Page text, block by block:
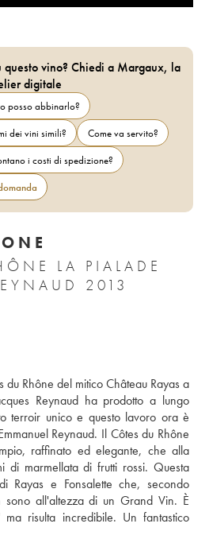
questo vino? Chiedi a Margaux, la
digitale
posso abbinarlo?
dei vini simili?
Come va servito?
i costi di spedizione?
LA PIALADE
EMMANUEL REYNAUD 2013
du Rhône del mitico Château Rayas a
Reynaud ha prodotto a lungo
terroir unico e questo lavoro ora è
Reynaud. Il Côtes du Rhône
raffinato ed elegante, che alla
di marmellata di frutti rossi. Questa
Rayas e Fonsalette che, secondo
sono all'altezza di un Grand Vin. È
risulta incredibile. Un fantastico